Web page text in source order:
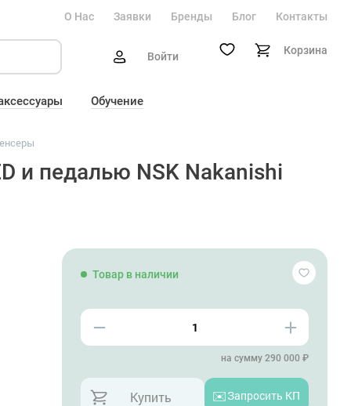
О Нас Заявки Бренды Блог Контакты
Войти Корзина
Обучение
и педалью NSK Nakanishi
Товар в наличии
на сумму 290 000 ₽
Купить ✉️Запросить КП